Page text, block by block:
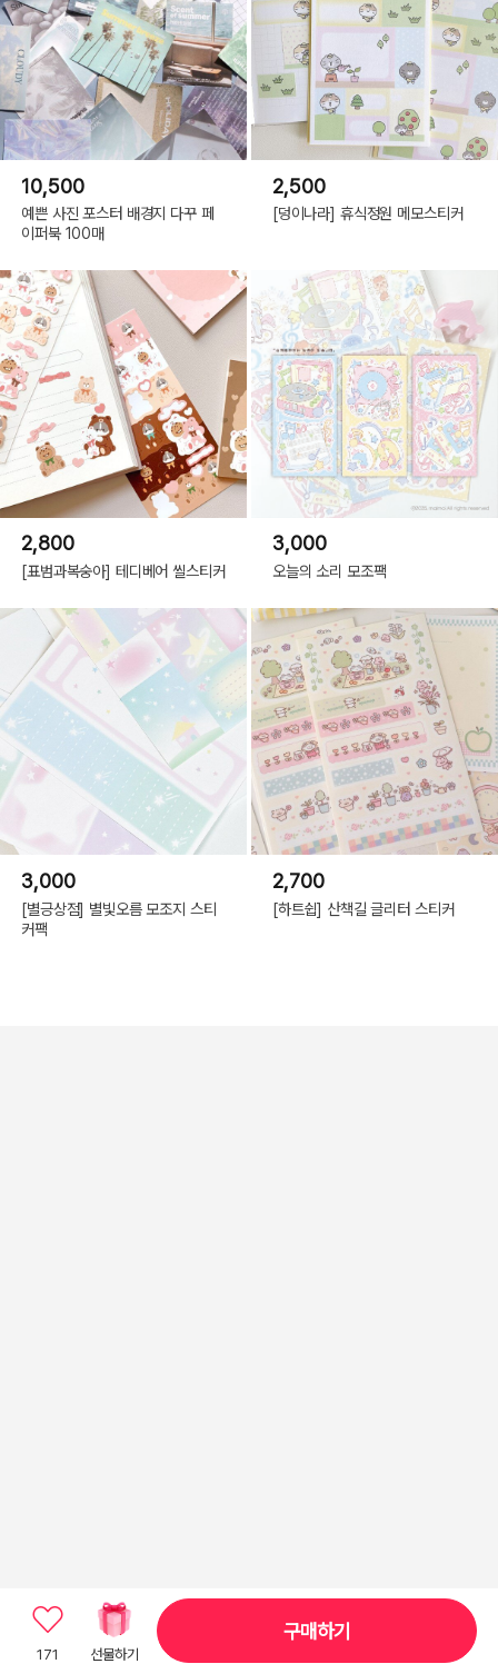
10,500
예쁜 사진 포스터 배경지 다꾸 페
이퍼북 100매
2,500
[덩이나라] 휴식정원 메모스티커
2,800
[표범과복숭아] 테디베어 씰스티커
3,000
오늘의 소리 모조팩
3,000
[별긍상점] 별빛오름 모조지 스티
커팩
2,700
[하트쉽] 산책길 글리터 스티커
171 선물하기
구매하기